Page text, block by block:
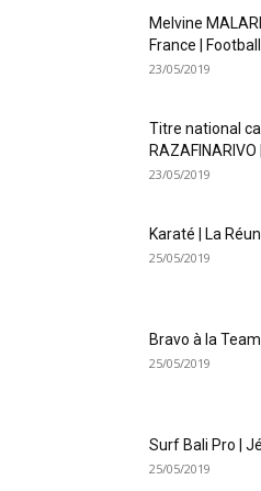
Melvine
France | Football
23/05/2019
Titre national
23/05/2019
Karaté | La
25/05/2019
Bravo à la
25/05/2019
Surf Bali Pro |
25/05/2019